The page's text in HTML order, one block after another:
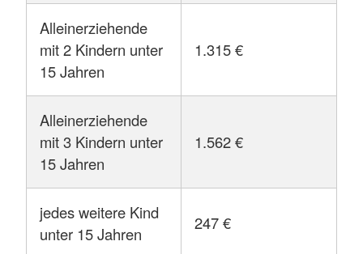
Alleinerziehende
mit 2 Kindern unter
15 Jahren
1.315 €
Alleinerziehende
mit 3 Kindern unter
15 Jahren
1.562 €
jedes weitere Kind
unter 15 Jahren
247 €